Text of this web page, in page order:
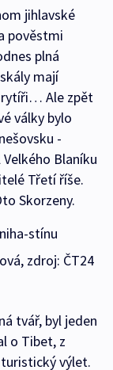
jihlavské
pověstmi
plná
mají
rytíři… Ale zpět
války bylo
-
Blaníku
Třetí říše.
Skorzeny.
stínu
zdroj: ČT24
tvář, byl jeden
o Tibet, z
výlet.